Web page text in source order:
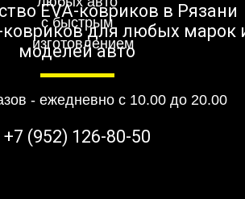
EVA-ковриков в Рязани
для любых марок
моделей авто
- ежедневно с 10.00 до 20.00
+7 (952) 126-80-50